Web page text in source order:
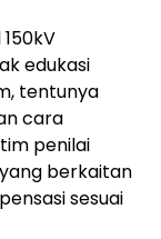
edukasi
tentunya
cara
penilai
berkaitan
sesuai